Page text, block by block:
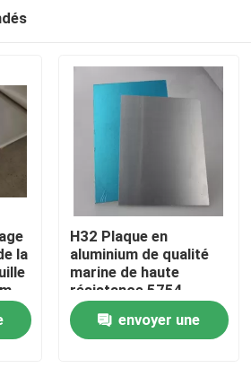
la
H32 Plaque en
aluminium de qualité
marine de haute
résistance 5754
Plaque en aluminium
envoyer une